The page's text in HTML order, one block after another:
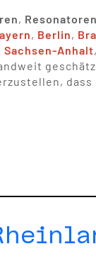
, Resonatoren
, Berlin,
Sachsen-Anhalt,